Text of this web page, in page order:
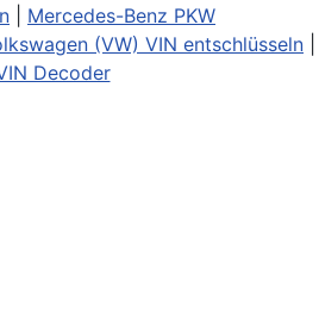
Mercedes-Benz PKW
(VW) VIN entschlüsseln
Decoder